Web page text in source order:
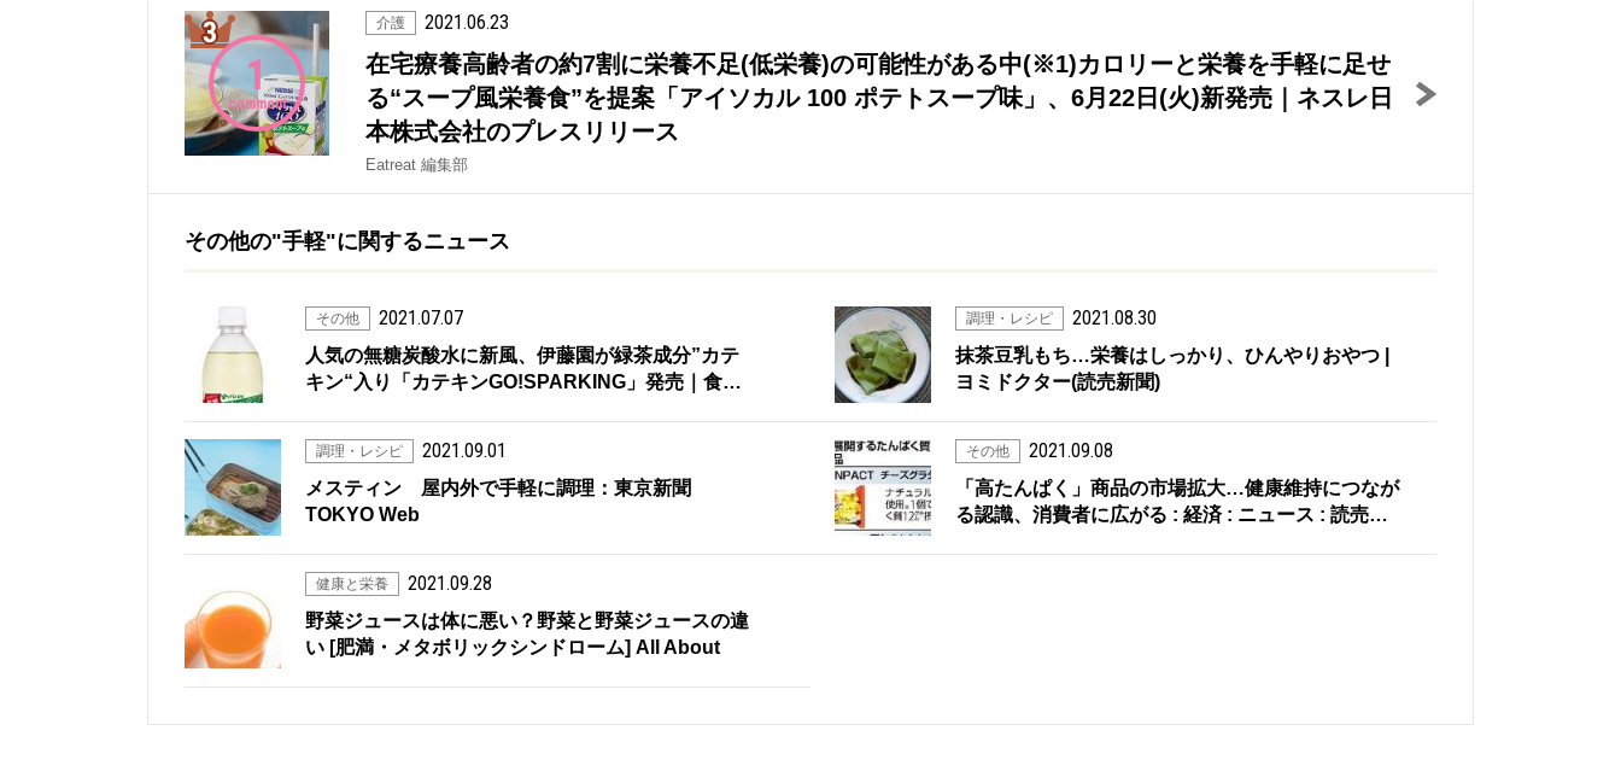
1
comment
3位 介護 2021.06.23
在宅療養高齢者の約7割に栄養不足(低栄養)の可能性がある中(※1)カロリーと栄養を手軽に足せ
る“スープ風栄養食”を提案「アイソカル 100 ポテトスープ味」、6月22日(火)新発売｜ネスレ日
本株式会社のプレスリリース
Eatreat 編集部
その他の"手軽"に関するニュース
その他 2021.07.07
人気の無糖炭酸水に新風、伊藤園が緑茶成分”カテ
キン“入り「カテキンGO!SPARKING」発売｜食…
調理・レシピ 2021.08.30
抹茶豆乳もち…栄養はしっかり、ひんやりおやつ |
ヨミドクター(読売新聞)
調理・レシピ 2021.09.01
メスティン 屋内外で手軽に調理：東京新聞
TOKYO Web
その他 2021.09.08
「高たんぱく」商品の市場拡大…健康維持につなが
る認識、消費者に広がる : 経済 : ニュース : 読売…
健康と栄養 2021.09.28
野菜ジュースは体に悪い？野菜と野菜ジュースの違
い [肥満・メタボリックシンドローム] All About